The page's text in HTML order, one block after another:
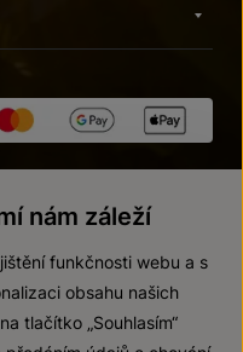
a. s.
nám záleží
funkčnosti webu a s
obsahu našich
tlačítko „Souhlasím“